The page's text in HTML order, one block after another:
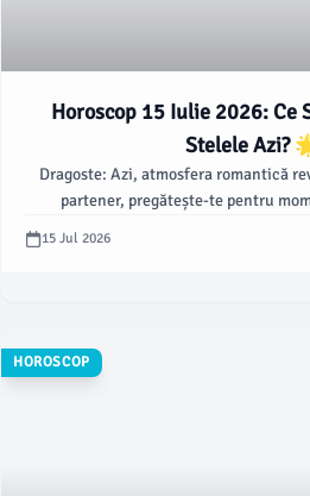
Horoscop 15 Iulie 2026: Ce
Stelele Azi?
Dragoste: Azi, atmosfera romantică
partener, pregătește-te pentru
15 Jul 2026
HOROSCOP